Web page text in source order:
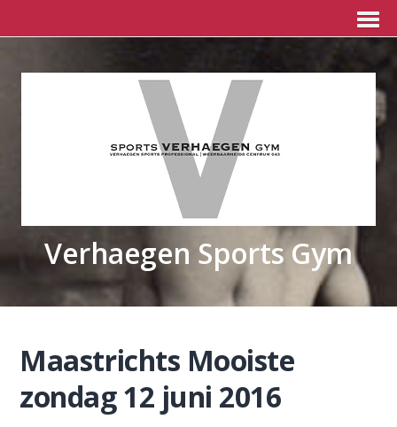
Verhaegen Sports Gym
Maastrichts Mooiste
zondag 12 juni 2016